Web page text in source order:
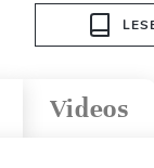
Videos